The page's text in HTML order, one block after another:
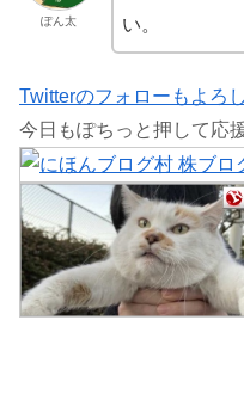
ぽん太
い。
Twitterのフォローもよろ
今日もぽちっと押して応